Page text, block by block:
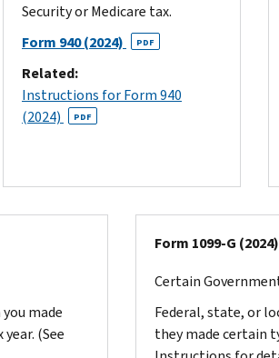
Security or Medicare tax.
Form 940 (2024)
PDF
Related:
Instructions for Form 940
(2024)
PDF
made
(See
Form 1099-G (2024)
Certain
Federal, state, or
they made certain